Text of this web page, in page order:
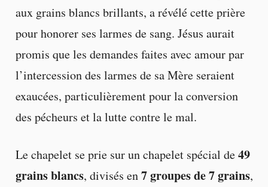
aux grains blancs brillants, a révélé cette prière
pour honorer ses larmes de sang. Jésus aurait
promis que les demandes faites avec amour par
l’intercession des larmes de sa Mère seraient
exaucées, particulièrement pour la conversion
des pécheurs et la lutte contre le mal.
Le chapelet se prie sur un chapelet spécial de49
grains blancs, divisés en7 groupes de 7 grains,